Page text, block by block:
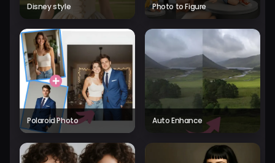
Disney style Photo to Figure
Polaroid Photo Auto Enhance